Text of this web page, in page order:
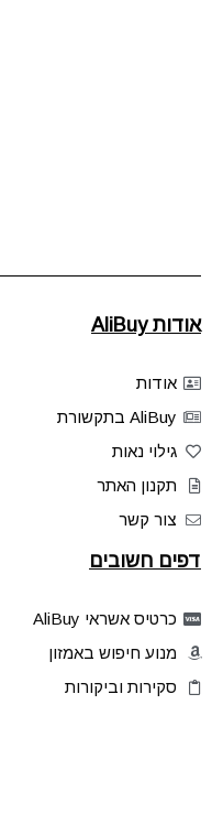
אודות AliBuy
אודות
AliBuy בתקשורת
גילוי נאות
תקנון האתר
צור קשר
דפים חשובים
כרטיס אשראי AliBuy
מנוע חיפוש באמזון
סקירות וביקורות